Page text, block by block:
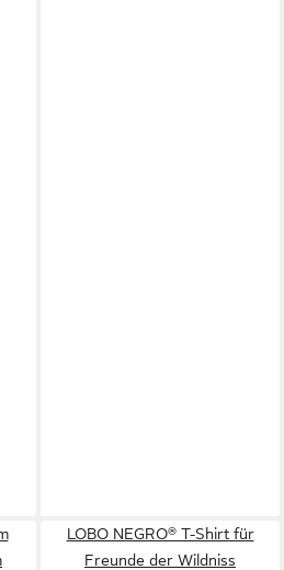
LOBO NEGRO® T-Shirt für
Freunde der Wildniss